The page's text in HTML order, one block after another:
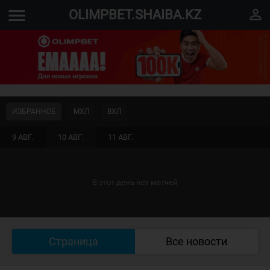
menu OLIMPBET.SHAIBA.KZ perm_identity
9 АВГ. 10 АВГ. 11 АВГ.
ИЗБРАННОЕ МХЛ ВХЛ
В этот день нет матчей
Страница Все новости